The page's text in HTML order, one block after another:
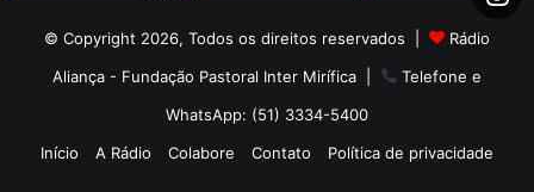
© Copyright 2026, Todos os direitos reservados |
Rádio
Aliança - Fundação Pastoral Inter Mirífica|
Telefone e
WhatsApp: (51) 3334-5400
Início
A Rádio Colabore Contato Política de privacidade